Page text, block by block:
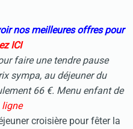
nos meilleures offres pour
ICI
faire une tendre pause
sympa, au déjeuner du
66 €. Menu enfant de
ligne
jeunercroisière pour fêter la